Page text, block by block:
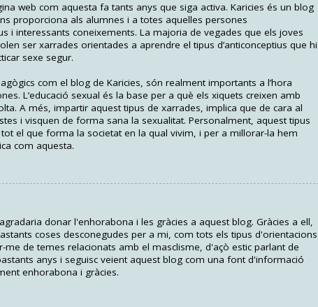
web com aquesta fa tants anys que siga activa. Karicies és un blog
proporciona als alumnes i a totes aquelles persones
i interessants coneixements. La majoria de vegades que els joves
ser xarrades orientades a aprendre el tipus d’anticonceptius que hi
sexe segur.
com el blog de Karicies, són realment importants a l’hora
L’educació sexual és la base per a què els xiquets creixen amb
A més, impartir aquest tipus de xarrades, implica que de cara al
i visquen de forma sana la sexualitat. Personalment, aquest tipus
el que forma la societat en la qual vivim, i per a millorar-la hem
com aquesta.
donar l'enhorabona i les gràcies a aquest blog. Gràcies a ell,
coses desconegudes per a mi, com tots els tipus d'orientacions
de temes relacionats amb el masclisme, d'açò estic parlant de
anys i seguisc veient aquest blog com una font d'informació
enhorabona i gràcies.